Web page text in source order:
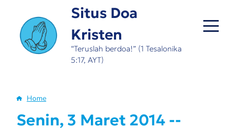
main
content
Situs Doa
Kristen
“Teruslah berdoa!” (1 Tesalonika
5:17, AYT)
Breadcrumb
Home
Senin, 3 Maret 2014 --